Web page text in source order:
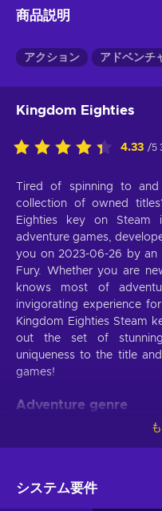
商品説明
アクション アドベンチ
Kingdom Eighties
4.33 /5
Tired of spinning to
collection of owned
Eighties key on
adventure games,
you on 2023-06-26 by an
Fury. Whether you are
knows most of
invigorating experience
Kingdom Eighties Steam
out the set of
uniqueness to the title
games!
Adventure genre
Kingdom Eighties
you’re fed up with the
game and eventually
システム要件